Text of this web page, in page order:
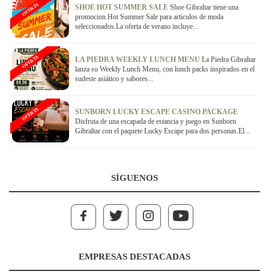
SHOE HOT SUMMER SALE Shoe Gibraltar tiene una
promocion Hot Summer Sale para articulos de moda
seleccionados.La oferta de verano incluye...
OFERTA
LA PIEDRA WEEKLY LUNCH MENU La Piedra Gibraltar
lanza su Weekly Lunch Menu, con lunch packs inspirados en el
sudeste asiático y sabores...
OFERTA
SUNBORN LUCKY ESCAPE CASINO PACKAGE
Disfruta de una escapada de estancia y juego en Sunborn
Gibraltar con el paquete Lucky Escape para dos personas.El...
OFERTA
SÍGUENOS
EMPRESAS DESTACADAS